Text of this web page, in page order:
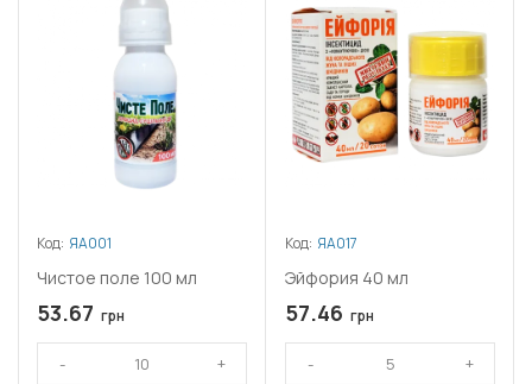
Код: ЯА001
Чистое поле 100 мл
53.67 грн
Код: ЯА017
Эйфория 40 мл
57.46 грн